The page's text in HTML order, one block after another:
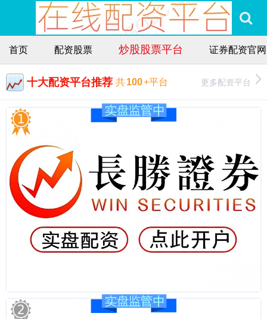
首页 配资股票 炒股股票平台 证券配资官网
十大配资平台推荐 共100+平台 更多配资平台